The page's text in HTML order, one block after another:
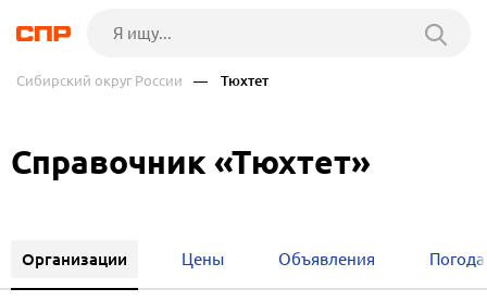
Сибирский округ России — Тюхтет
Справочник «Тюхтет»
Организации Цены Объявления Погода